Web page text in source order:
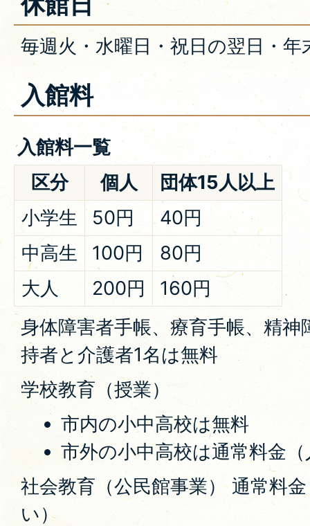
毎週火・水曜日・祝日の翌日・年
入館料
入館料一覧
区分
個人
団体15人以上
小学生
50円
40円
中高生
100円
80円
大人
200円
160円
身体障害者手帳、療育手帳、精神
持者と介護者1名は無料
学校教育（授業）
市内の小中高校は無料
市外の小中高校は通常料金
社会教育（公民館事業） 通常料
い）